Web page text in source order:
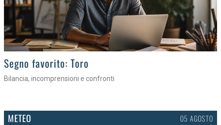
>
Segno favorito: Toro
Bilancia, incomprensioni e confronti
METEO 05 AGOSTO